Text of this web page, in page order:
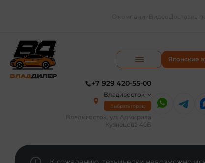
Японские
+7 929 420-55-00
Владивосток
Выбрать город
Владивосток, ул. Адмирала
Кузнецова 40Б